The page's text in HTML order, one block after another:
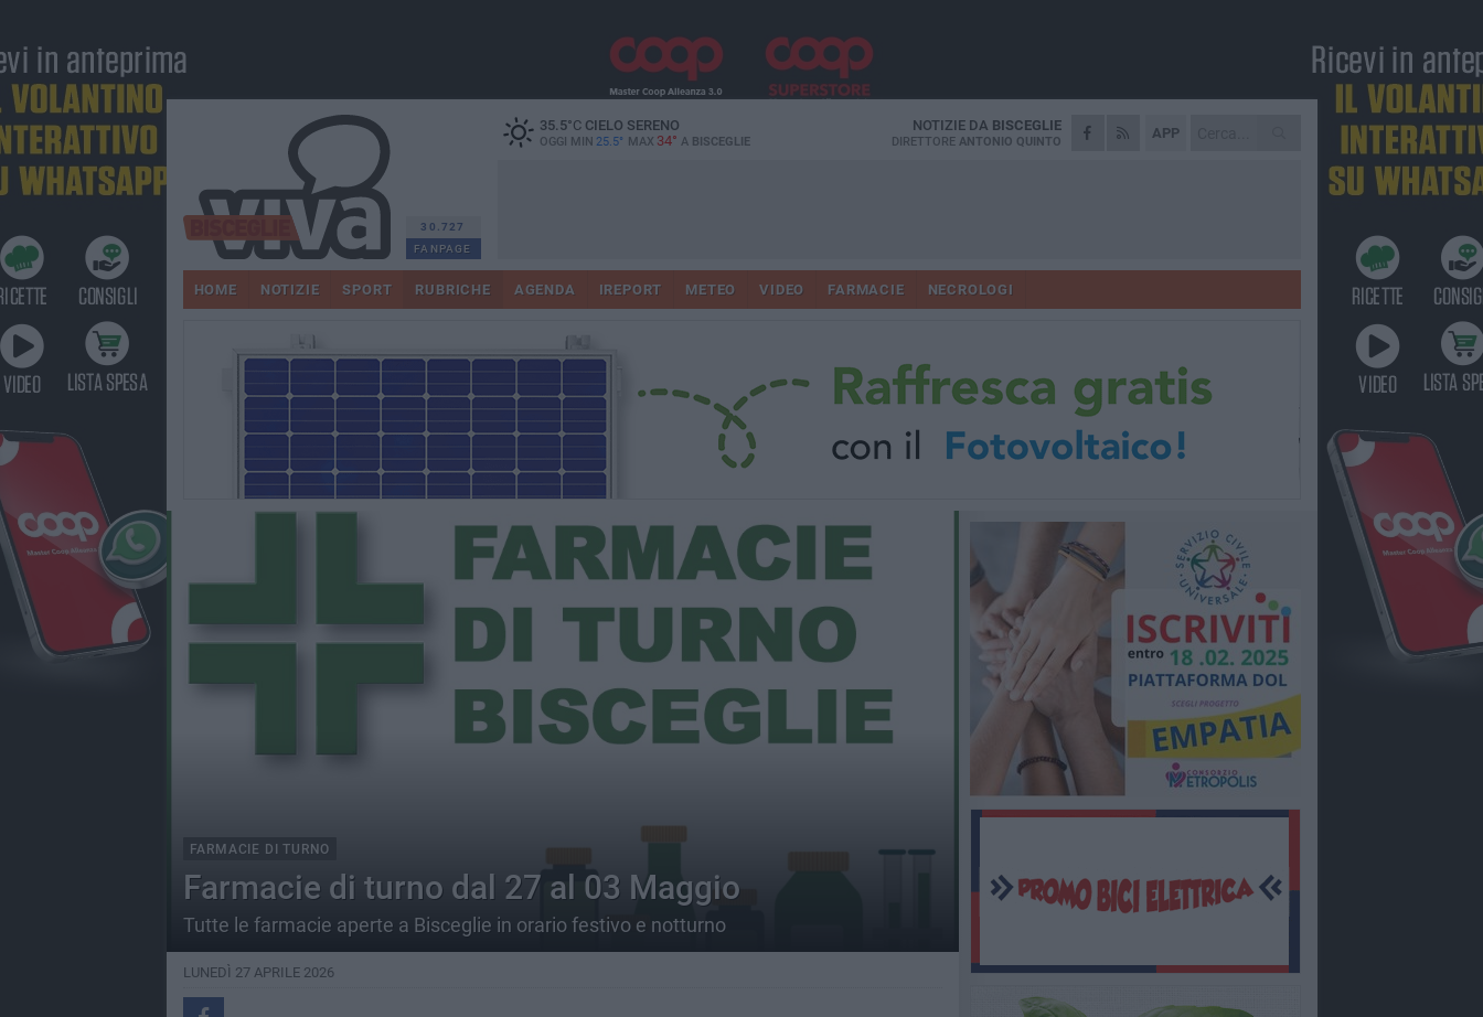
30.727
FANPAGE
35.5°CCIELO SERENO
OGGI MIN 25.5° MAX 34° A BISCEGLIE
APP
NOTIZIE DA BISCEGLIE
DIRETTORE ANTONIO QUINTO
HOME NOTIZIE SPORT RUBRICHE AGENDA IREPORT METEO VIDEO FARMACIE NECROLOGI
FARMACIE DI TURNO
Farmacie di turno dal 27 al 03 Maggio
Tutte le farmacie aperte a Bisceglie in orario festivo e notturno
LUNEDÌ 27 APRILE 2026